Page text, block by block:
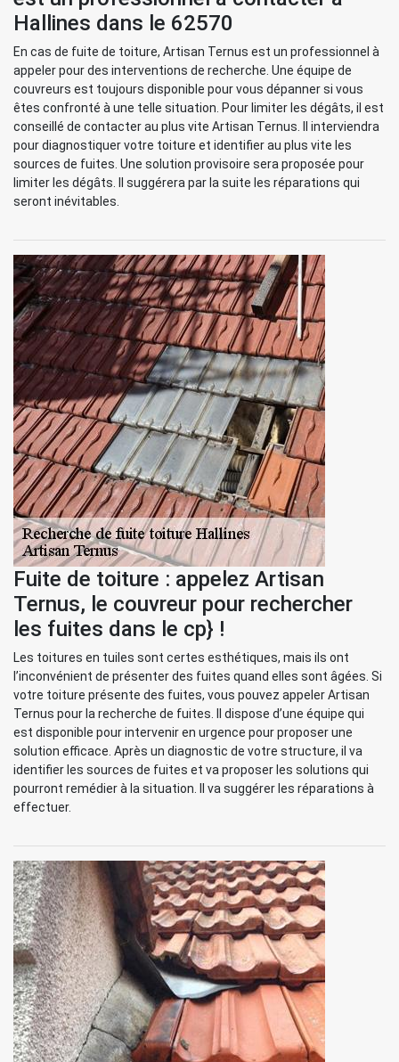
Hallines dans le 62570
En cas de fuite de toiture, Artisan Ternus est un professionnel à
appeler pour des interventions de recherche. Une équipe de
couvreurs est toujours disponible pour vous dépanner si vous
êtes confronté à une telle situation. Pour limiter les dégâts, il est
conseillé de contacter au plus vite Artisan Ternus. Il interviendra
pour diagnostiquer votre toiture et identifier au plus vite les
sources de fuites. Une solution provisoire sera proposée pour
limiter les dégâts. Il suggérera par la suite les réparations qui
seront inévitables.
Fuite de toiture : appelez Artisan
Ternus, le couvreur pour rechercher
les fuites dans le cp} !
Les toitures en tuiles sont certes esthétiques, mais ils ont
l’inconvénient de présenter des fuites quand elles sont âgées. Si
votre toiture présente des fuites, vous pouvez appeler Artisan
Ternus pour la recherche de fuites. Il dispose d’une équipe qui
est disponible pour intervenir en urgence pour proposer une
solution efficace. Après un diagnostic de votre structure, il va
identifier les sources de fuites et va proposer les solutions qui
pourront remédier à la situation. Il va suggérer les réparations à
effectuer.